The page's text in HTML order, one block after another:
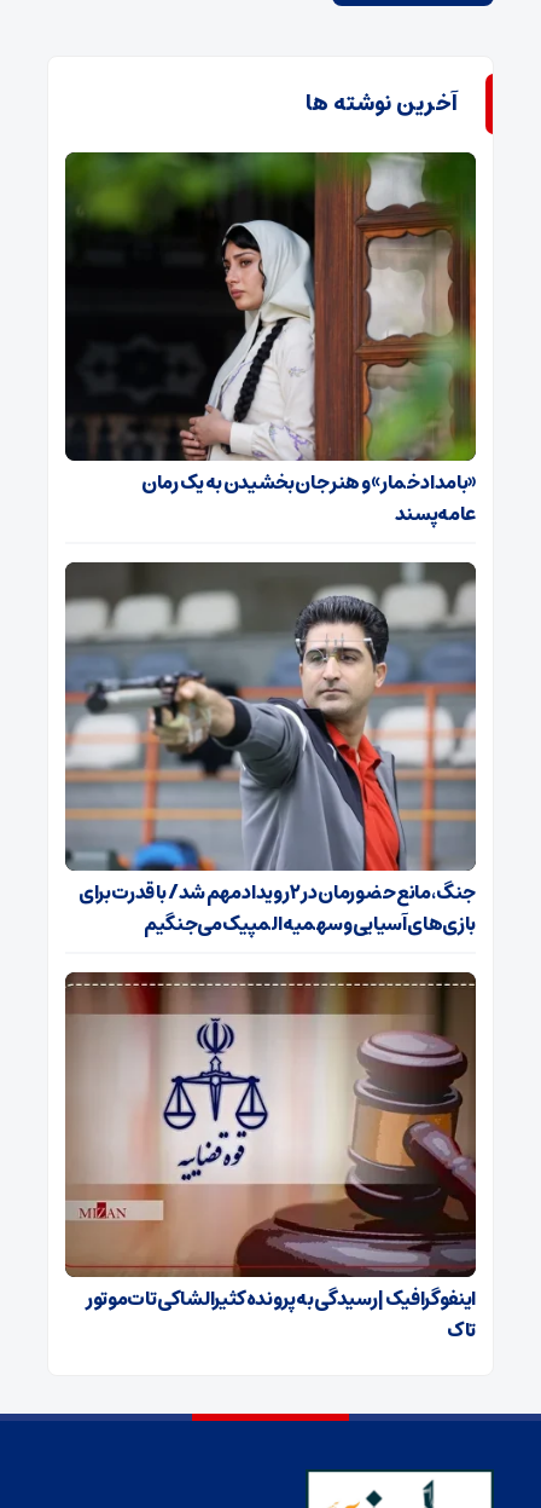
آخرین نوشته ها
«بامداد خمار» و هنر جان بخشیدن به یک رمان
عامه‌پسند
جنگ، مانع حضورمان در ۲ رویداد مهم شد/ با قدرت برای
بازی‌های آسیایی و سهمیه المپیک می‌جنگیم
اینفوگرافیک | رسیدگی به پرونده کثیرالشاکی تات‌موتور
تاک